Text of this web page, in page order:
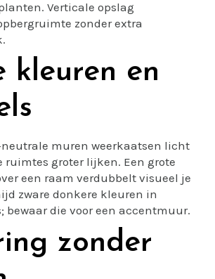
Verticale opslag
zonder extra
kleuren en
muren weerkaatsen licht
ruimtes groter lijken. Een grote
een raam verdubbelt visueel je
zware donkere kleuren in
bewaar die voor een accentmuur.
zonder